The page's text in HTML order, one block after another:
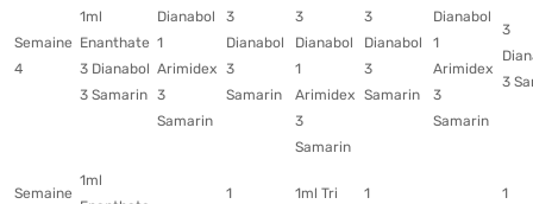
Semaine
4
1ml
Enanthate
3 Dianabol
3 Samarin
Dianabol
1
Arimidex
3
Samarin
3
Dianabol
3
Samarin
3
Dianabol
1
Arimidex
3
Samarin
3
Dianabol
3
Samarin
Dianabol
1
Arimidex
3
Samarin
3
3
Semaine
1ml
1
1ml Tri
1
1